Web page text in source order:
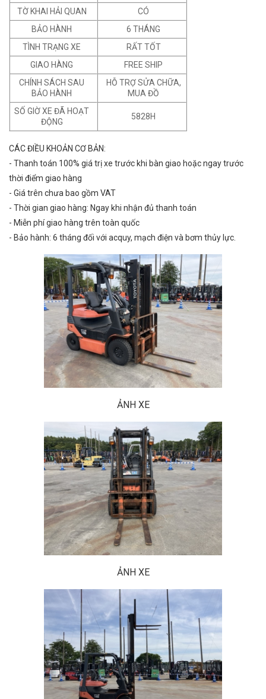
TỜ KHAI HẢI QUAN
CÓ
BẢO HÀNH
6 THÁNG
TÌNH TRẠNG XE
RẤT TỐT
GIAO HÀNG
FREE SHIP
CHÍNH SÁCH SAU
BẢO HÀNH
HỖ TRỢ SỬA CHỮA,
MUA ĐỒ
SỐ GIỜ XE ĐÃ HOẠT
ĐỘNG
5828H
CÁC ĐIỀU KHOẢN CƠ BẢN:
- Thanh toán 100% giá trị xe trước khi bàn giao hoặc ngay trước
thời điểm giao hàng
- Giá trên chưa bao gồm VAT
- Thời gian giao hàng: Ngay khi nhận đủ thanh toán
- Miễn phí giao hàng trên toàn quốc
- Bảo hành: 6 tháng đối với acquy, mạch điện và bơm thủy lực.
ẢNH XE
ẢNH XE